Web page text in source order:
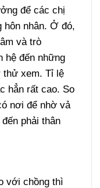
để các chị
hôn nhân. Ở đó,
và trò
hệ đến những
thử xem. Tỉ lệ
hẳn rất cao. So
nơi để nhờ vả
phải thân
với chồng thì